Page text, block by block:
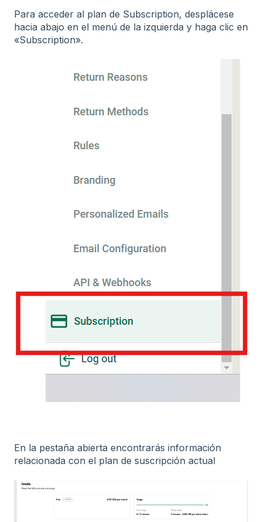
Para acceder al plan de Subscription, desplácese
hacia abajo en el menú de la izquierda y haga clic en
«Subscription».
En la pestaña abierta encontrarás información
relacionada con el plan de suscripción actual